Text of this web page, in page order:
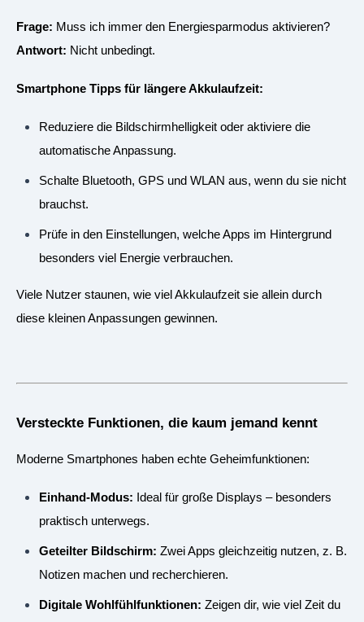
Frage: Muss ich immer den Energiesparmodus aktivieren?
Antwort: Nicht unbedingt.
Smartphone Tipps für längere Akkulaufzeit:
Reduziere die Bildschirmhelligkeit oder aktiviere die
automatische Anpassung.
Schalte Bluetooth, GPS und WLAN aus, wenn du sie nicht
brauchst.
Prüfe in den Einstellungen, welche Apps im Hintergrund
besonders viel Energie verbrauchen.
Viele Nutzer staunen, wie viel Akkulaufzeit sie allein durch
diese kleinen Anpassungen gewinnen.
Versteckte Funktionen, die kaum jemand kennt
Moderne Smartphones haben echte Geheimfunktionen:
Einhand-Modus: Ideal für große Displays – besonders
praktisch unterwegs.
Geteilter Bildschirm: Zwei Apps gleichzeitig nutzen, z. B.
Notizen machen und recherchieren.
Digitale Wohlfühlfunktionen: Zeigen dir, wie viel Zeit du